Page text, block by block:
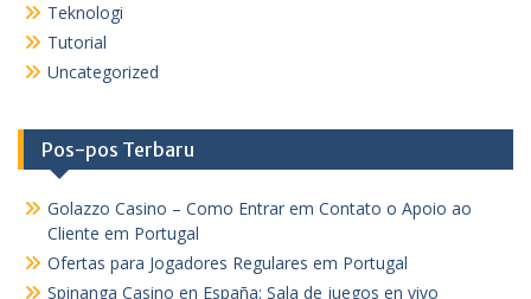
Teknologi
Tutorial
Uncategorized
Pos-pos Terbaru
Golazzo Casino – Como Entrar em Contato o Apoio ao
Cliente em Portugal
Ofertas para Jogadores Regulares em Portugal
Spinanga Casino en España: Sala de juegos en vivo